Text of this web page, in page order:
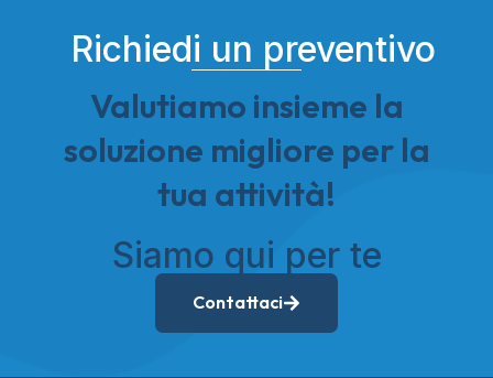
Richiedi un preventivo
Valutiamo insieme la
soluzione migliore per la
tua attività!
Siamo qui per te
Contattaci